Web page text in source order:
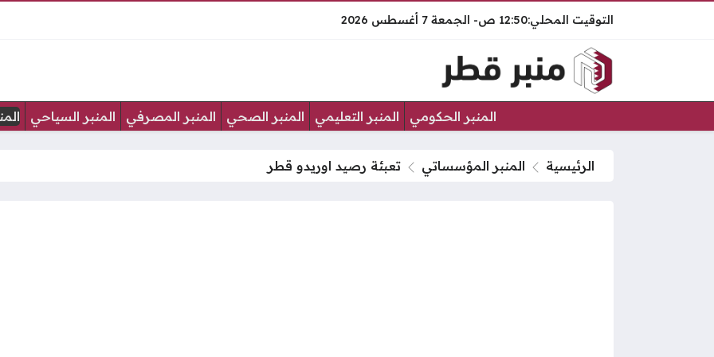
12:50 ص الجمعة 7 أغسطس 2026
المنبر الحكومي المنبر التعليمي المنبر الصحي المنبر المصرفي المنبر السياحي
الرئيسية المنبر المؤسساتي تعبئة رصيد اوريدو قطر